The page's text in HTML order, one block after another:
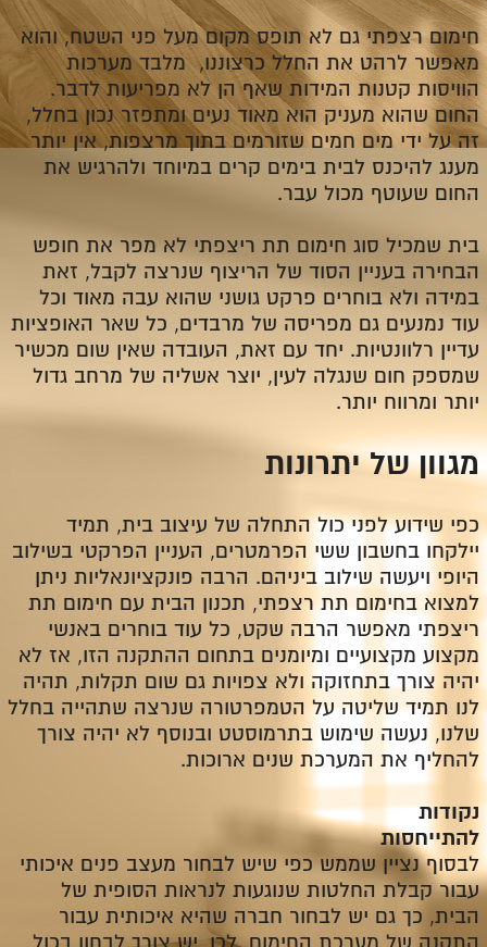
חימום רצפתי גם לא תופס מקום מעל פני השטח, והוא
מאפשר לרהט את החלל כרצוננו, מלבד מערכות
הוויסות קטנות המידות שאף הן לא מפריעות לדבר.
החום שהוא מעניק הוא מאוד נעים ומתפזר נכון בחלל,
זה על ידי מים חמים שזורמים בתוך מרצפות, אין יותר
מענג להיכנס לבית בימים קרים במיוחד ולהרגיש את
החום שעוטף מכול עבר.
בית שמכיל סוג חימום תת ריצפתי לא מפר את חופש
הבחירה בעניין הסוד של הריצוף שנרצה לקבל, זאת
במידה ולא בוחרים פרקט גושני שהוא עבה מאוד וכל
עוד נמנעים גם מפריסה של מרבדים, כל שאר האופציות
עדיין רלוונטיות. יחד עם זאת, העובדה שאין שום מכשיר
שמספק חום שנגלה לעין, יוצר אשליה של מרחב גדול
יותר ומרווח יותר.
מגוון של יתרונות
כפי שידוע לפני כול התחלה של עיצוב בית, תמיד
יילקחו בחשבון ששי הפרמטרים, העניין הפרקטי בשילוב
היופי ויעשה שילוב ביניהם. הרבה פונקציונאליות ניתן
למצוא בחימום תת רצפתי, תכנון הבית עם חימום תת
ריצפתי מאפשר הרבה שקט, כל עוד בוחרים באנשי
מקצוע מקצועיים ומיומנים בתחום ההתקנה הזו, אז לא
יהיה צורך בתחזוקה ולא צפויות גם שום תקלות, תהיה
לנו תמיד שליטה על הטמפרטורה שנרצה שתהייה בחלל
שלנו, נעשה שימוש בתרמוסטט ובנוסף לא יהיה צורך
להחליף את המערכת שנים ארוכות.
נקודות
להתייחסות
לבסוף נציין שממש כפי שיש לבחור מעצב פנים איכותי
עבור קבלת החלטות שנוגעות לנראות הסופית של
הבית, כך גם יש לבחור חברה שהיא איכותית עבור